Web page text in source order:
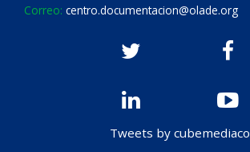
Correo: centro.documentacion@olade.org
Tweets by cubemediaco